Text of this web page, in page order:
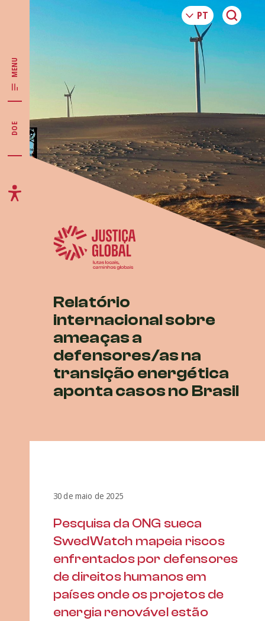
MENU
DOE
Relatório
internacional sobre
ameaças a
defensores/as na
transição energética
aponta casos no Brasil
30 de maio de 2025
Pesquisa da ONG sueca
SwedWatch mapeia riscos
enfrentados por defensores
de direitos humanos em
países onde os projetos de
energia renovável estão